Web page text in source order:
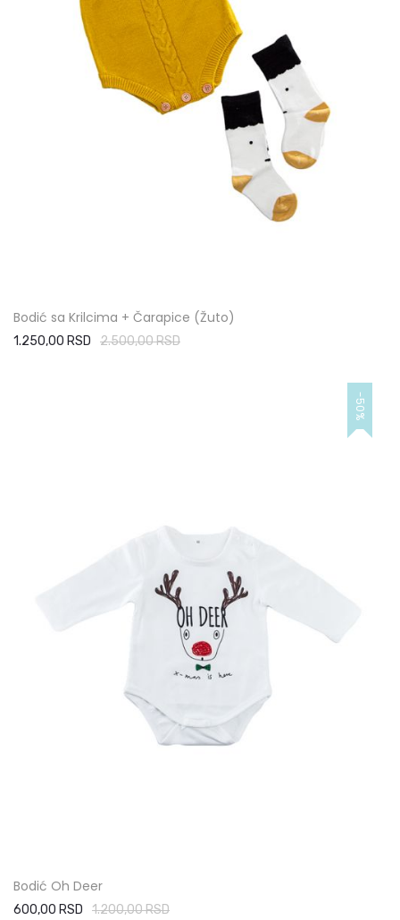
Bodić sa Krilcima + Čarapice (Žuto)
1.250,00 RSD 2.500,00 RSD
-50%
Bodić Oh Deer
600,00 RSD 1.200,00 RSD